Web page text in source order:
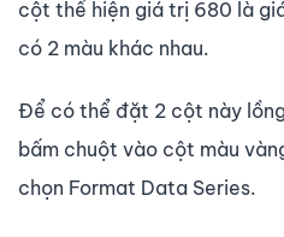
cột thể hiện giá trị 680 là
có 2 màu khác nhau.
Để có thể đặt 2 cột này
bấm chuột vào cột màu
chọn Format Data Series.